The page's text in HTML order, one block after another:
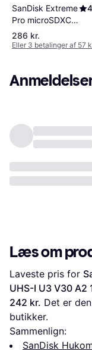
SanDisk Extreme
Pro microSDXC
Class 10 UHS-I
U3 V30 A2
286 kr.
Eller 3 betalinger af 57
Læs om
Laveste pris for
UHS-I U3 V30 A2
242 kr. Det er
butikker.
Sammenlign:
SanDisk